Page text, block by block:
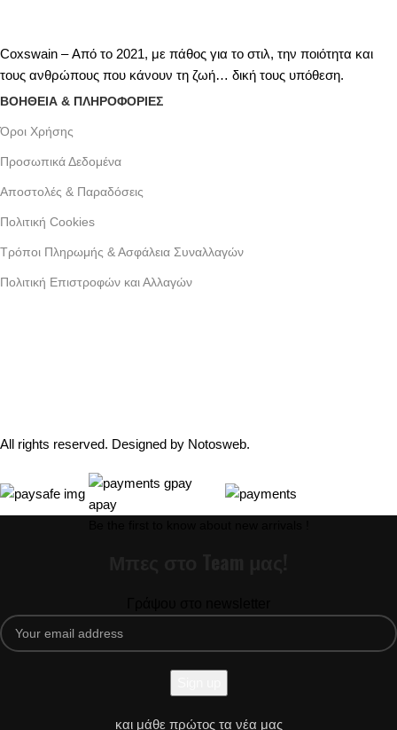
Coxswain – Από το 2021, με πάθος για το στιλ, την ποιότητα και
τους ανθρώπους που κάνουν τη ζωή… δική τους υπόθεση.
ΒΟΗΘΕΙΑ & ΠΛΗΡΟΦΟΡΙΕΣ
Όροι Xρήσης
Προσωπικά Δεδομένα
Αποστολές & Παραδόσεις
Πολιτική Cookies
Τρόποι Πληρωμής & Ασφάλεια Συναλλαγών
Πολιτική Επιστροφών και Αλλαγών
All rights reserved. Designed by Notosweb.
και μάθε πρώτος τα νέα μας